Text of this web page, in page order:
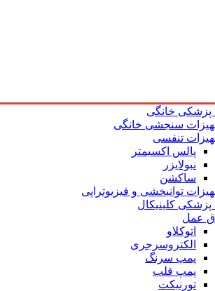
پزشکی خانگی
سنجشی خانگی
تنفسی
پالس اکسیمتر
نبولایزر
ساکشن
توانبخشی و فیزیوتراپی
پزشکی کلینیکال
عمل
اتوکلاو
الکتروسرجری
پمپ سرنگ
پمپ قلب
تورنیکت